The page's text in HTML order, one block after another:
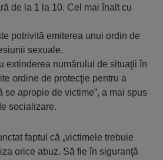
de la 1 la 10. Cel mai înalt cu
potrivită emiterea unui ordin de
sexuale.
extinderea numărului de situaţii în
ordine de protecţie pentru a
se apropie de victime”, a mai spus
socializare.
faptul că „victimele trebuie
orice abuz. Să fie în siguranţă